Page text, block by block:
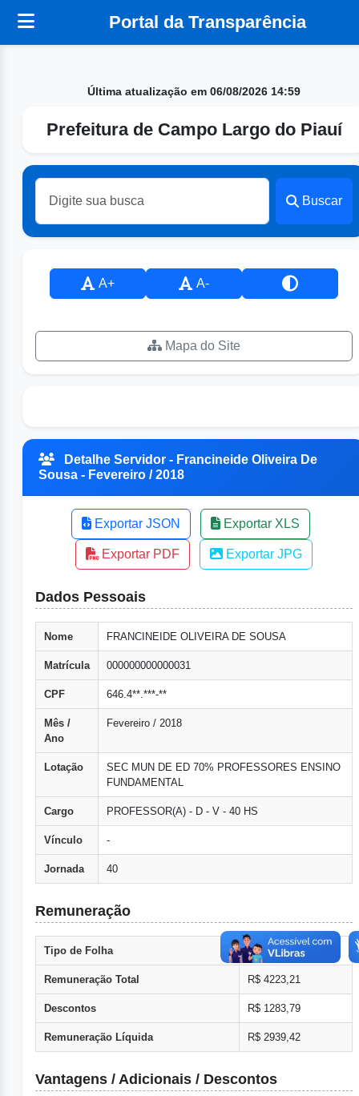
Portal da Transparência
Última atualização em 06/08/2026 14:59
Prefeitura de Campo Largo do Piauí
Buscar
A+ A-
Mapa do Site
Detalhe Servidor - Francineide Oliveira De
Sousa - Fevereiro / 2018
Exportar JSON Exportar XLS
Exportar PDF Exportar JPG
Dados Pessoais
Nome FRANCINEIDE OLIVEIRA DE SOUSA
Matrícula 000000000000031
CPF 646.4**.***-**
Mês /
Ano
Fevereiro / 2018
Lotação
SEC MUN DE ED 70% PROFESSORES ENSINO
FUNDAMENTAL
Cargo PROFESSOR(A) - D - V - 40 HS
Vínculo -
Jornada 40
Remuneração
Tipo de Folha Normal
Remuneração Total R$ 4223,21
Descontos R$ 1283,79
Remuneração Líquida R$ 2939,42
Vantagens / Adicionais / Descontos